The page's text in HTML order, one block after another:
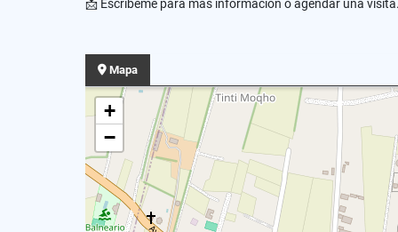
📩 Escríbeme para más información o agendar una
Mapa
+
−